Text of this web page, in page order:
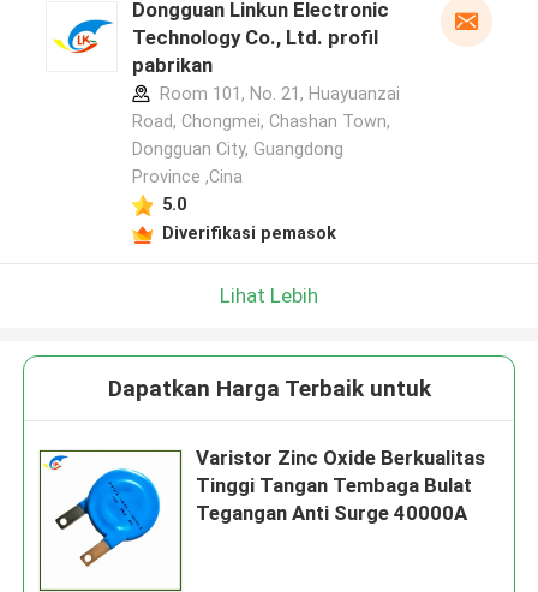
Dongguan Linkun Electronic
Technology Co., Ltd. profil
pabrikan
Room 101, No. 21, Huayuanzai
Road, Chongmei, Chashan Town,
Dongguan City, Guangdong
Province ,Cina
5.0
Diverifikasi pemasok
Lihat Lebih
Dapatkan Harga Terbaik untuk
Varistor Zinc Oxide Berkualitas
Tinggi Tangan Tembaga Bulat
Tegangan Anti Surge 40000A